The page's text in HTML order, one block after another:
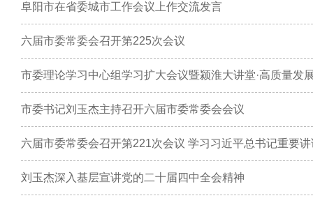
阜阳市在省委城市工作会议上作交流发言
六届市委常委会召开第225次会议
市委理论学习中心组学习扩大会议暨颍淮大讲堂·高质量发
市委书记刘玉杰主持召开六届市委常委会会议
刘玉杰深入基层宣讲党的二十届四中全会精神